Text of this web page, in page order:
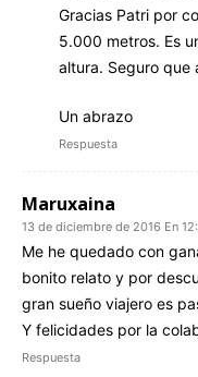
Gracias Patri por
5.000 metros. Es
altura. Seguro que
Un abrazo
Respuesta
Maruxaina
13 de diciembre de 2016 En
Me he quedado con
bonito relato y por
gran sueño viajero es
Y felicidades por la
Respuesta